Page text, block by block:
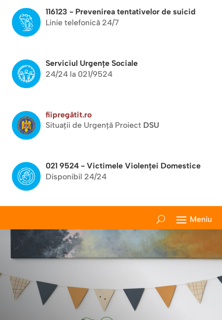
116123 - Prevenirea tentativelor de suicid
Linie telefonică 24/7
Serviciul Urgențe Sociale
24/24 la 021/9524
fiipregătit.ro
Situații de Urgență Proiect DSU
021 9524 - Victimele Violenței Domestice
Disponibil 24/24